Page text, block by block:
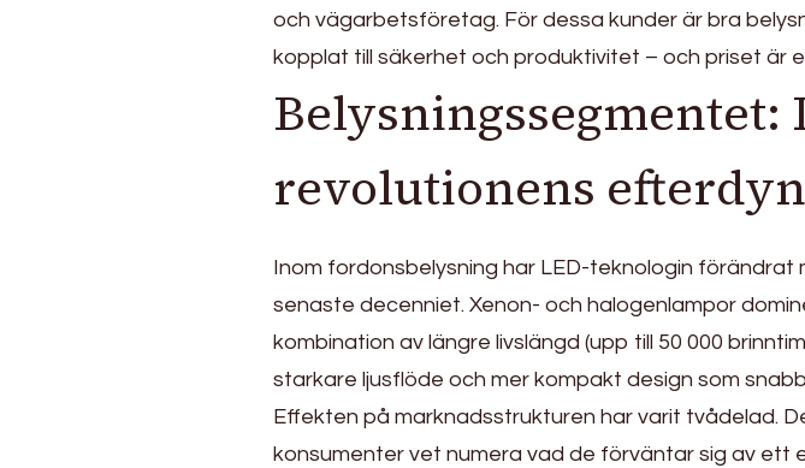
och vägarbetsföretag. För dessa kunder är bra
kopplat till säkerhet och produktivitet – och priset är
Belysningssegmentet:
revolutionens
Inom fordonsbelysning har LED-teknologin förändrat
senaste decenniet. Xenon- och halogenlampor
kombination av längre livslängd (upp till 50 000
starkare ljusflöde och mer kompakt design som
Effekten på marknadsstrukturen har varit tvådelad.
konsumenter vet numera vad de förväntar sig av ett